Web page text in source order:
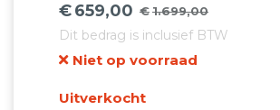
€1.699,00
Oorspronkelijke
prijs
was:
€1.699,00.
€659,00
Huidige
prijs
is:
€659,00.
Dit bedrag is inclusief BTW
Niet op voorraad
Uitverkocht